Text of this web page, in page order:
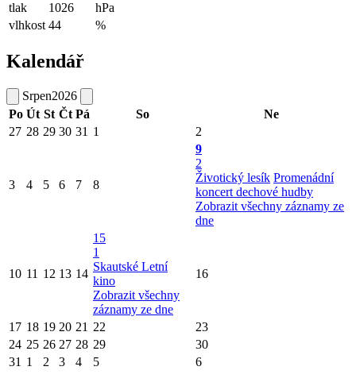
tlak
1026
hPa
vlhkost 44 %
Kalendář
Srpen2026
Po Út St Čt Pá So
Ne
27 28 29 30 31 1 2
3 4 5 6 7 8
9
2
Životický lesík Promenádní
koncert dechové hudby
Zobrazit všechny záznamy ze
dne
10 11 12 13 14
15
1
Skautské Letní
kino
Zobrazit všechny
záznamy ze dne
16
17 18 19 20 21 22
23
24 25 26 27 28 29
30
31 1 2 3 4 5 6